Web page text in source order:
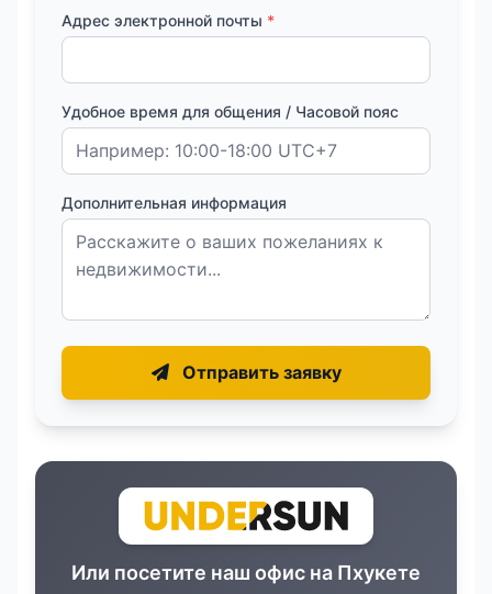
Адрес электронной почты *
Удобное время для общения / Часовой пояс
Дополнительная информация
Отправить заявку
Или посетите наш офис на Пхукете